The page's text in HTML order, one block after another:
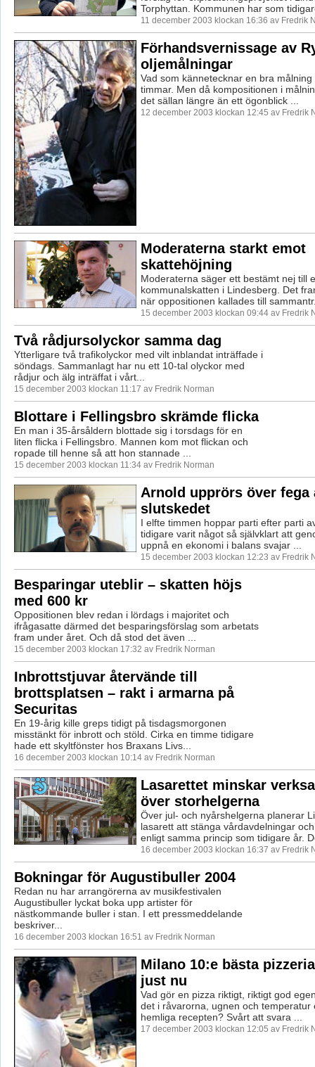
Torphyttan. Kommunen har som
11 december 2003 klockan 16:36 av Fredrik
Förhandsvernissage av
oljemålningar
Vad som kännetecknar en bra
timmar. Men då kompositionen i
det sällan längre än ett ögonblick ...
12 december 2003 klockan 12:45 av Fredrik
Moderaterna starkt emot
skattehöjning
Moderaterna säger ett bestämt nej till
kommunalskatten i Lindesberg. Det
när oppositionen kallades till
15 december 2003 klockan 09:44 av Fredrik
Två rådjursolyckor samma dag
Ytterligare två trafikolyckor med vilt inblandat inträffade i
söndags. Sammanlagt har nu ett 10-tal olyckor med
rådjur och älg inträffat i vårt...
15 december 2003 klockan 11:17 av Fredrik Norman
Blottare i Fellingsbro skrämde flicka
En man i 35-årsåldern blottade sig i torsdags för en
liten flicka i Fellingsbro. Mannen kom mot flickan och
ropade till henne så att hon stannade ...
15 december 2003 klockan 11:34 av Fredrik Norman
Arnold upprörs över fega
slutskedet
I elfte timmen hoppar parti efter parti
tidigare varit något så självklart att
uppnå en ekonomi i balans svajar ...
15 december 2003 klockan 12:23 av Fredrik
Besparingar uteblir – skatten höjs
med 600 kr
Oppositionen blev redan i lördags i majoritet och
ifrågasatte därmed det besparingsförslag som arbetats
fram under året. Och då stod det även ...
15 december 2003 klockan 17:32 av Fredrik Norman
Inbrottstjuvar återvände till
brottsplatsen – rakt i armarna på
Securitas
En 19-årig kille greps tidigt på tisdagsmorgonen
misstänkt för inbrott och stöld. Cirka en timme tidigare
hade ett skyltfönster hos Braxans Livs...
16 december 2003 klockan 10:14 av Fredrik Norman
Lasarettet minskar
över storhelgerna
Över jul- och nyårshelgerna planerar
lasarett att stänga vårdavdelningar
enligt samma princip som tidigare år.
16 december 2003 klockan 16:37 av Fredrik
Bokningar för Augustibuller 2004
Redan nu har arrangörerna av musikfestivalen
Augustibuller lyckat boka upp artister för
nästkommande buller i stan. I ett pressmeddelande
beskriver...
16 december 2003 klockan 16:51 av Fredrik Norman
Milano 10:e bästa
just nu
Vad gör en pizza riktigt, riktigt god
det i råvarorna, ugnen och temperatur
hemliga recepten? Svårt att svara ...
17 december 2003 klockan 12:05 av Fredrik